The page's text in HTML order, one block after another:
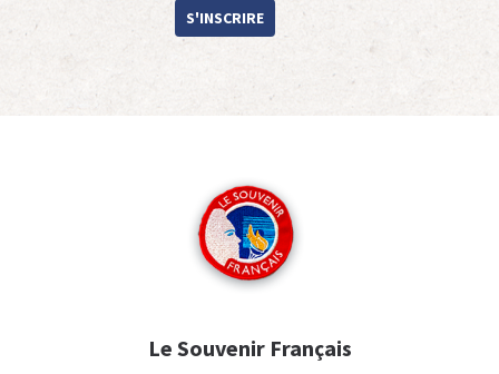
S'INSCRIRE
Le Souvenir Français